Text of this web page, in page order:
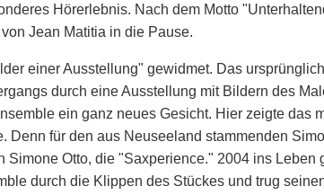
Hörerlebnis. Nach dem Motto
Jean Matitia in die Pause.
einer Ausstellung" gewidmet. Das
durch eine Ausstellung mit Bildern des
ein ganz neues Gesicht. Hier zeigte das
Denn für den aus Neuseeland stammenden
Otto, die "Saxperience." 2004 ins Leben
durch die Klippen des Stückes und trug